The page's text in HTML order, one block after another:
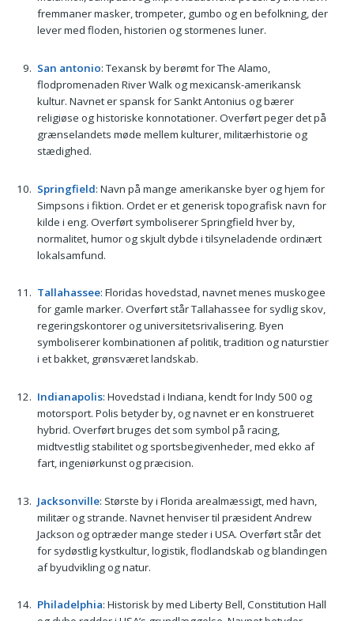
fremmaner masker, trompeter, gumbo og en befolkning, der
lever med floden, historien og stormenes luner.
San antonio: Texansk by berømt for The Alamo,
flodpromenaden River Walk og mexicansk-amerikansk
kultur. Navnet er spansk for Sankt Antonius og bærer
religiøse og historiske konnotationer. Overført peger det på
grænselandets møde mellem kulturer, militærhistorie og
stædighed.
Springfield: Navn på mange amerikanske byer og hjem for
Simpsons i fiktion. Ordet er et generisk topografisk navn for
kilde i eng. Overført symboliserer Springfield hver by,
normalitet, humor og skjult dybde i tilsyneladende ordinært
lokalsamfund.
Tallahassee: Floridas hovedstad, navnet menes muskogee
for gamle marker. Overført står Tallahassee for sydlig skov,
regeringskontorer og universitetsrivalisering. Byen
symboliserer kombinationen af politik, tradition og naturstier
i et bakket, grønsværet landskab.
Indianapolis: Hovedstad i Indiana, kendt for Indy 500 og
motorsport. Polis betyder by, og navnet er en konstrueret
hybrid. Overført bruges det som symbol på racing,
midtvestlig stabilitet og sportsbegivenheder, med ekko af
fart, ingeniørkunst og præcision.
Jacksonville: Største by i Florida arealmæssigt, med havn,
militær og strande. Navnet henviser til præsident Andrew
Jackson og optræder mange steder i USA. Overført står det
for sydøstlig kystkultur, logistik, flodlandskab og blandingen
af byudvikling og natur.
Philadelphia: Historisk by med Liberty Bell, Constitution Hall